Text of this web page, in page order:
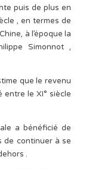
puis de plus en
, en termes de
à l’époque la
Simonnot ,
que le revenu
le XI° siècle
a bénéficié de
de continuer à se
.